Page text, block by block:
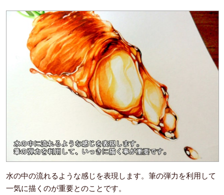
水の中の流れるような感じを表現します。筆の弾力を利用して
一気に描くのが重要とのことです。